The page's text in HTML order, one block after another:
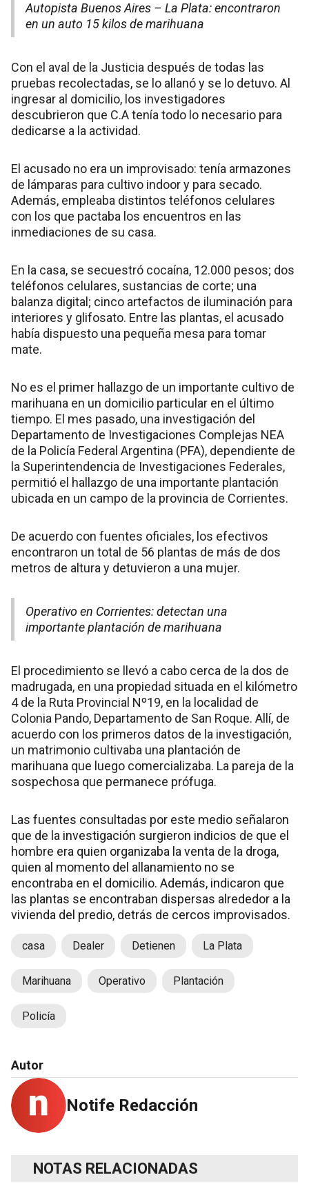
Autopista Buenos Aires – La Plata: encontraron
en un auto 15 kilos de marihuana
Con el aval de la Justicia después de todas las
pruebas recolectadas, se lo allanó y se lo detuvo. Al
ingresar al domicilio, los investigadores
descubrieron que C.A tenía todo lo necesario para
dedicarse a la actividad.
El acusado no era un improvisado: tenía armazones
de lámparas para cultivo indoor y para secado.
Además, empleaba distintos teléfonos celulares
con los que pactaba los encuentros en las
inmediaciones de su casa.
En la casa, se secuestró cocaína, 12.000 pesos; dos
teléfonos celulares, sustancias de corte; una
balanza digital; cinco artefactos de iluminación para
interiores y glifosato. Entre las plantas, el acusado
había dispuesto una pequeña mesa para tomar
mate.
No es el primer hallazgo de un importante cultivo de
marihuana en un domicilio particular en el último
tiempo. El mes pasado, una investigación del
Departamento de Investigaciones Complejas NEA
de la Policía Federal Argentina (PFA), dependiente de
la Superintendencia de Investigaciones Federales,
permitió el hallazgo de una importante plantación
ubicada en un campo de la provincia de Corrientes.
De acuerdo con fuentes oficiales, los efectivos
encontraron un total de 56 plantas de más de dos
metros de altura y detuvieron a una mujer.
Operativo en Corrientes: detectan una
importante plantación de marihuana
El procedimiento se llevó a cabo cerca de la dos de
madrugada, en una propiedad situada en el kilómetro
4 de la Ruta Provincial Nº19, en la localidad de
Colonia Pando, Departamento de San Roque. Allí, de
acuerdo con los primeros datos de la investigación,
un matrimonio cultivaba una plantación de
marihuana que luego comercializaba. La pareja de la
sospechosa que permanece prófuga.
Las fuentes consultadas por este medio señalaron
que de la investigación surgieron indicios de que el
hombre era quien organizaba la venta de la droga,
quien al momento del allanamiento no se
encontraba en el domicilio. Además, indicaron que
las plantas se encontraban dispersas alrededor a la
vivienda del predio, detrás de cercos improvisados.
casa Dealer Detienen La Plata
Marihuana Operativo Plantación
Policía
Autor
Notife Redacción
NOTAS RELACIONADAS